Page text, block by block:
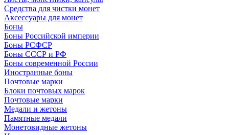
Средства для чистки монет
Аксессуары для монет
Боны
Боны Российской империи
Боны РСФСР
Боны СССР и РФ
Боны современной России
Иностранные боны
Почтовые марки
Блоки почтовых марок
Почтовые марки
Медали и жетоны
Памятные медали
Монетовидные жетоны